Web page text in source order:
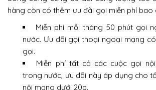
hàng còn có thêm ưu đãi gọi miễn phí bao
Miễn phí mỗi tháng 50 phút gọi
nước. Ưu đãi gọi thoại ngoại mạng
gọi.
Miễn phí tất cả các cuộc gọi
trong nước, ưu đãi này áp dụng cho
nội mạng dưới 20p.